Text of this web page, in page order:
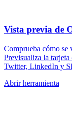
Vista previa de
Comprueba cómo se
Previsualiza la
Twitter, LinkedIn y
Abrir herramienta